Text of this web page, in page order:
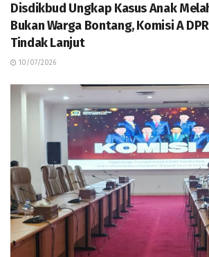
Disdikbud Ungkap Kasus Anak
Bukan Warga Bontang, Komisi A
Tindak Lanjut
10/07/2026